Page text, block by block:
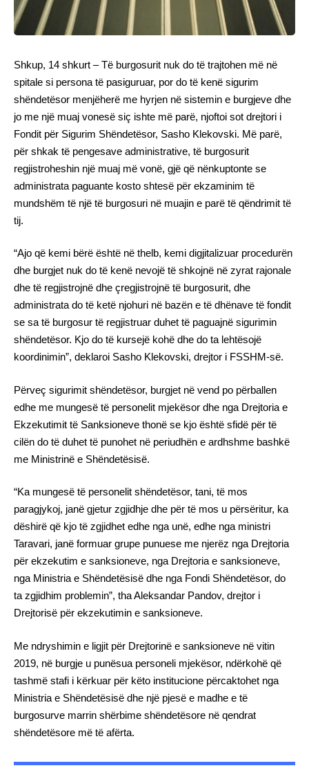
Shkup, 14 shkurt – Të burgosurit nuk do të trajtohen më në
spitale si persona të pasiguruar, por do të kenë sigurim
shëndetësor menjëherë me hyrjen në sistemin e burgjeve dhe
jo me një muaj vonesë siç ishte më parë, njoftoi sot drejtori i
Fondit për Sigurim Shëndetësor, Sasho Klekovski. Më parë,
për shkak të pengesave administrative, të burgosurit
regjistroheshin një muaj më vonë, gjë që nënkuptonte se
administrata paguante kosto shtesë për ekzaminim të
mundshëm të një të burgosuri në muajin e parë të qëndrimit të
tij.
“Ajo që kemi bërë është në thelb, kemi digjitalizuar procedurën
dhe burgjet nuk do të kenë nevojë të shkojnë në zyrat rajonale
dhe të regjistrojnë dhe çregjistrojnë të burgosurit, dhe
administrata do të ketë njohuri në bazën e të dhënave të fondit
se sa të burgosur të regjistruar duhet të paguajnë sigurimin
shëndetësor. Kjo do të kursejë kohë dhe do ta lehtësojë
koordinimin”, deklaroi Sasho Klekovski, drejtor i FSSHM-së.
Përveç sigurimit shëndetësor, burgjet në vend po përballen
edhe me mungesë të personelit mjekësor dhe nga Drejtoria e
Ekzekutimit të Sanksioneve thonë se kjo është sfidë për të
cilën do të duhet të punohet në periudhën e ardhshme bashkë
me Ministrinë e Shëndetësisë.
“Ka mungesë të personelit shëndetësor, tani, të mos
paragjykoj, janë gjetur zgjidhje dhe për të mos u përsëritur, ka
dëshirë që kjo të zgjidhet edhe nga unë, edhe nga ministri
Taravari, janë formuar grupe punuese me njerëz nga Drejtoria
për ekzekutim e sanksioneve, nga Drejtoria e sanksioneve,
nga Ministria e Shëndetësisë dhe nga Fondi Shëndetësor, do
ta zgjidhim problemin”, tha Aleksandar Pandov, drejtor i
Drejtorisë për ekzekutimin e sanksioneve.
Me ndryshimin e ligjit për Drejtorinë e sanksioneve në vitin
2019, në burgje u punësua personeli mjekësor, ndërkohë që
tashmë stafi i kërkuar për këto institucione përcaktohet nga
Ministria e Shëndetësisë dhe një pjesë e madhe e të
burgosurve marrin shërbime shëndetësore në qendrat
shëndetësore më të afërta.